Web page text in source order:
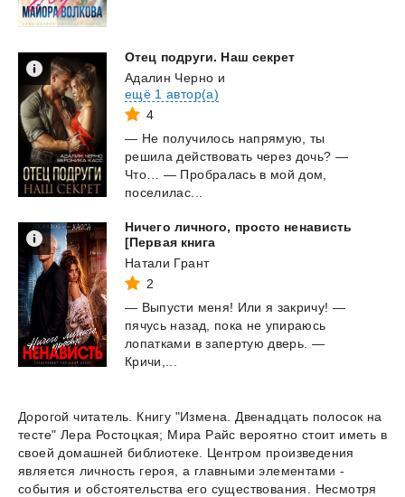
Отец подруги. Наш секрет
Адалин Черно и
ещё 1 автор(а)
4
— Не получилось напрямую, ты
решила действовать через дочь? —
Что… — Пробралась в мой дом,
поселилас...
Ничего личного, просто ненависть
[Первая книга
Натали Грант
2
— Выпусти меня! Или я закричу! —
пячусь назад, пока не упираюсь
лопатками в запертую дверь. —
Кричи,...
Дорогой читатель. Книгу "Измена. Двенадцать полосок на
тесте" Лера Ростоцкая; Мира Райс вероятно стоит иметь в
своей домашней библиотеке. Центром произведения
является личность героя, а главными элементами -
события и обстоятельства его существования. Несмотря